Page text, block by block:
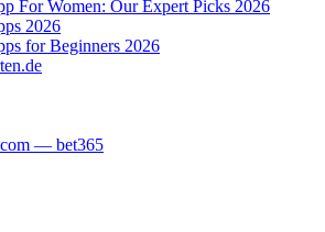
For Women: Our Expert Picks 2026
2026
for Beginners 2026
— bet365